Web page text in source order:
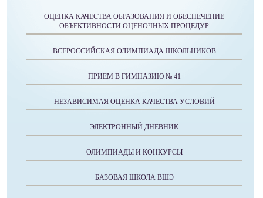
ОЦЕНКА КАЧЕСТВА ОБРАЗОВАНИЯ И ОБЕСПЕЧЕНИЕ
ОБЪЕКТИВНОСТИ ОЦЕНОЧНЫХ ПРОЦЕДУР
ВСЕРОССИЙСКАЯ ОЛИМПИАДА ШКОЛЬНИКОВ
ПРИЕМ В ГИМНАЗИЮ № 41
НЕЗАВИСИМАЯ ОЦЕНКА КАЧЕСТВА УСЛОВИЙ
ЭЛЕКТРОННЫЙ ДНЕВНИК
ОЛИМПИАДЫ И КОНКУРСЫ
БАЗОВАЯ ШКОЛА ВШЭ